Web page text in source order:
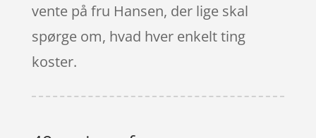
vente på fru Hansen, der lige skal
spørge om, hvad hver enkelt ting
koster.